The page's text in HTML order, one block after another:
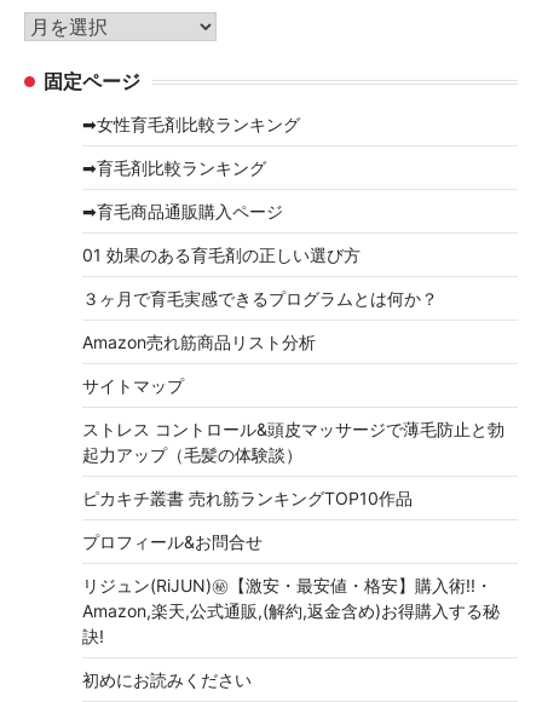
リ
ー
ア
カ 固定ページ
➡女性育毛剤比較ランキング
➡育毛剤比較ランキング
➡育毛商品通販購入ページ
01 効果のある育毛剤の正しい選び方
３ヶ月で育毛実感できるプログラムとは何か？
Amazon売れ筋商品リスト分析
サイトマップ
ストレス コントロール&頭皮マッサージで薄毛防止と勃
起力アップ（毛髪の体験談）
ピカキチ叢書 売れ筋ランキングTOP10作品
プロフィール&お問合せ
リジュン(RiJUN)㊙【激安・最安値・格安】購入術!!・
Amazon,楽天,公式通販,(解約,返金含め)お得購入する秘
訣!
初めにお読みください